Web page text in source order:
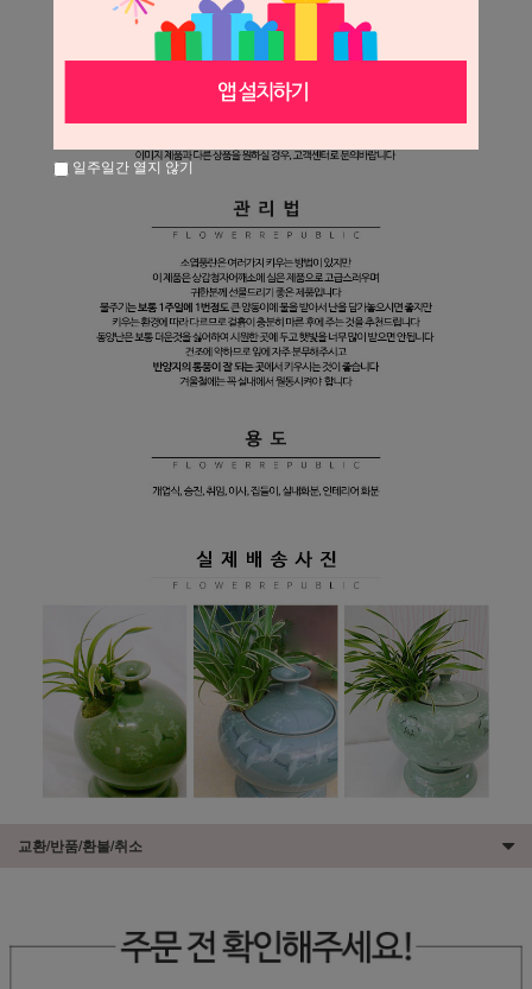
교환/반품/환불/취소
일주일간 열지 않기